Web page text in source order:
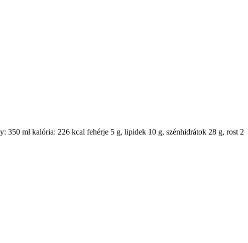
350 ml kalória: 226 kcal fehérje 5 g, lipidek 10 g, szénhidrátok 28 g, rost 2